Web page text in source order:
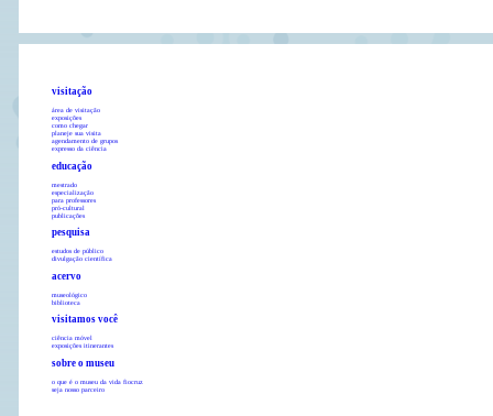
visitação
área de visitação
exposições
como chegar
planeje sua visita
agendamento de grupos
expresso da ciência
educação
mestrado
especialização
para professores
pró-cultural
publicações
pesquisa
estudos de público
divulgação científica
acervo
museológico
biblioteca
visitamos você
ciência móvel
exposições itinerantes
sobre o museu
o que é o museu da vida fiocruz
seja nosso parceiro